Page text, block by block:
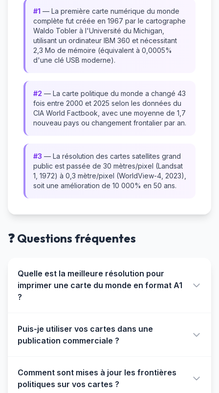
#1 — La première carte numérique du monde
complète fut créée en 1967 par le cartographe
Waldo Tobler à l'Université du Michigan,
utilisant un ordinateur IBM 360 et nécessitant
2,3 Mo de mémoire (équivalent à 0,0005%
d'une clé USB moderne).
#2 — La carte politique du monde a changé 43
fois entre 2000 et 2025 selon les données du
CIA World Factbook, avec une moyenne de 1,7
nouveau pays ou changement frontalier par an.
#3 — La résolution des cartes satellites grand
public est passée de 30 mètres/pixel (Landsat
1, 1972) à 0,3 mètre/pixel (WorldView-4, 2023),
soit une amélioration de 10 000% en 50 ans.
❓ Questions fréquentes
Quelle est la meilleure résolution pour
imprimer une carte du monde en format A1
?
A1 (594 × 841 mm) avec une qualité optimale à
300 DPI (points par pouce), vous avez besoin
fichiers 8K (7680 × 4320) couvrent parfaitement
ce besoin avec une marge de sécurité.
Puis-je utiliser vos cartes dans une
publication commerciale ?
d'une licence professionnelle à partir de 149€
HT par an. Cette licence couvre : l'impression
Comment sont mises à jour les frontières
politiques sur vos cartes ?